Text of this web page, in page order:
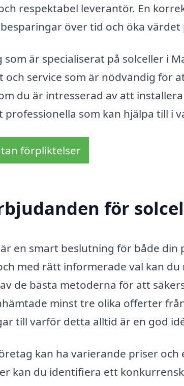
respektabel leverantör. En
över tid och öka
är specialiserat på solceller i
service som är nödvändig för
du är intresserad av att
som kan hjälpa till i
förpliktelser
för
är en smart beslutning för både din
med rätt informerade val kan du
de bästa metoderna för att
minst tre olika offerter
till varför detta alltid är en god
kan ha varierande priser och
kan du identifiera ett